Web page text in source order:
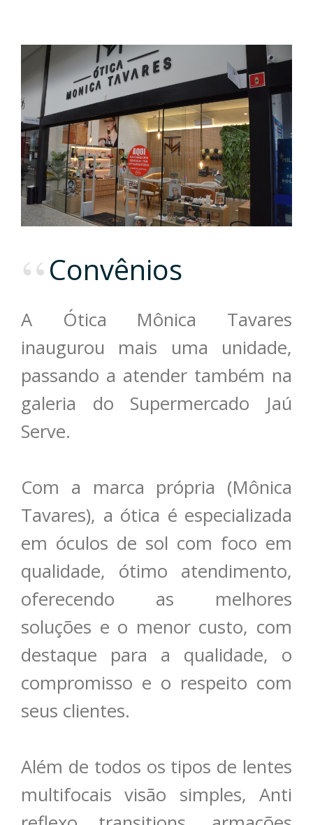
Convênios
A Ótica Mônica Tavares
inaugurou mais uma unidade,
passando a atender também na
galeria do Supermercado Jaú
Serve.
Com a marca própria (Mônica
Tavares), a ótica é especializada
em óculos de sol com foco em
qualidade, ótimo atendimento,
oferecendo as melhores
soluções e o menor custo, com
destaque para a qualidade, o
compromisso e o respeito com
seus clientes.
Além de todos os tipos de lentes
multifocais visão simples, Anti